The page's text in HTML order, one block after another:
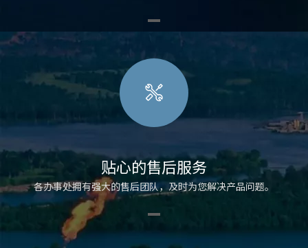
贴心的售后服务
各办事处拥有强大的售后团队，及时为您解决产品问题。